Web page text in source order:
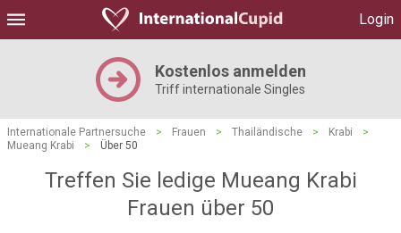
Login
Kostenlos anmelden
Triff internationale Singles
Internationale Partnersuche > Frauen > Thailändische > Krabi
>
Mueang Krabi
> Über 50
Treffen Sie ledige Mueang Krabi
Frauen über 50